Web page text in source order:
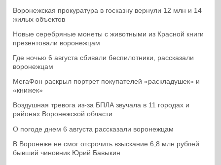
Воронежская прокуратура в госказну вернули 12 млн и 14
жилых объектов
Новые серебряные монеты с животными из Красной книги
презентовали воронежцам
Где ночью 6 августа сбивали беспилотники, рассказали
воронежцам
МегаФон раскрыл портрет покупателей «раскладушек» и
«книжек»
Воздушная тревога из-за БПЛА звучала в 11 городах и
районах Воронежской области
О погоде днем 6 августа рассказали воронежцам
В Воронеже не смог отсрочить взыскание 6,8 млн рублей
бывший чиновник Юрий Бавыкин